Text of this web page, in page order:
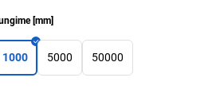
[mm]
1000 5000 50000